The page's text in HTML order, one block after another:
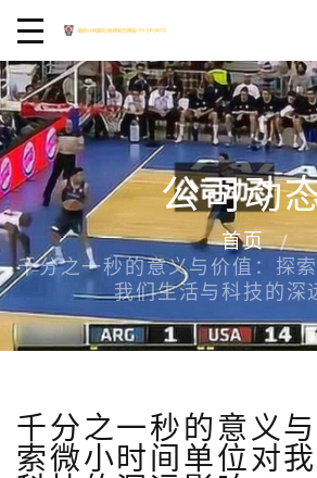
公司动
首页
千分之一秒的意义与价值：探
我们生活与科技的深
千分之一秒的意义
索微小时间单位对